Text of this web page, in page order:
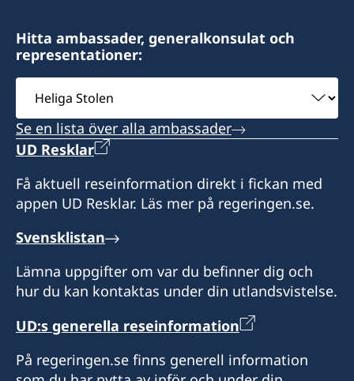
Hitta ambassader, generalkonsulat och
representationer:
Välj
ambassad
Se en lista över alla ambassader
UD Resklar
Få aktuell reseinformation direkt i fickan med
appen UD Resklar. Läs mer på regeringen.se.
Svensklistan
Lämna uppgifter om var du befinner dig och
hur du kan kontaktas under din utlandsvistelse.
UD:s generella reseinformation
På regeringen.se finns generell information